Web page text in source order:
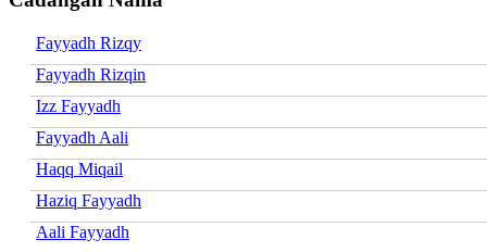
Fayyadh Rizqy
Fayyadh Rizqin
Izz Fayyadh
Fayyadh Aali
Haqq Miqail
Haziq Fayyadh
Aali Fayyadh